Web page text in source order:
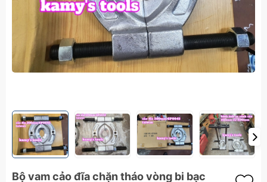
Bộ vam cảo đĩa chặn tháo vòng bi bạc